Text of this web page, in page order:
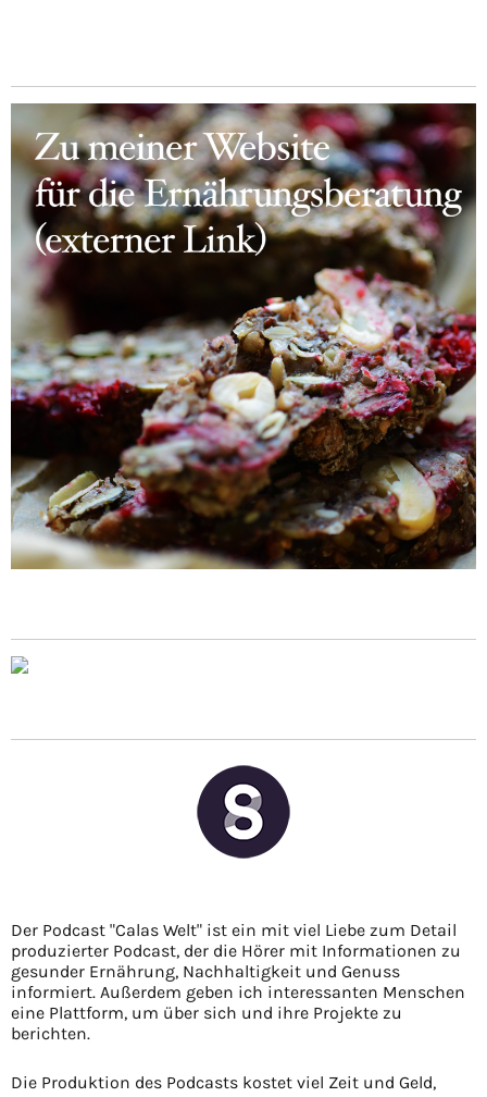
Der Podcast "Calas Welt" ist ein mit viel Liebe zum Detail
produzierter Podcast, der die Hörer mit Informationen zu
gesunder Ernährung, Nachhaltigkeit und Genuss
informiert. Außerdem geben ich interessanten Menschen
eine Plattform, um über sich und ihre Projekte zu
berichten.
Die Produktion des Podcasts kostet viel Zeit und Geld,